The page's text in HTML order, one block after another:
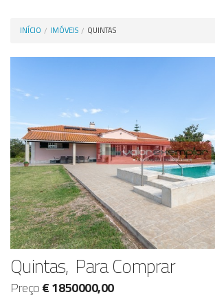
INÍCIO IMÓVEIS QUINTAS
Quintas, Para Comprar
Preço€ 1850000,00